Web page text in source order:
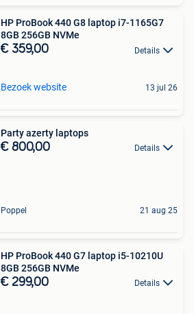
HP ProBook 440 G8 laptop i7-1165G7
8GB 256GB NVMe
€ 359,00 Details
Bezoek website 13 jul 26
Party azerty laptops
€ 800,00 Details
Poppel 21 aug 25
HP ProBook 440 G7 laptop i5-10210U
8GB 256GB NVMe
€ 299,00 Details